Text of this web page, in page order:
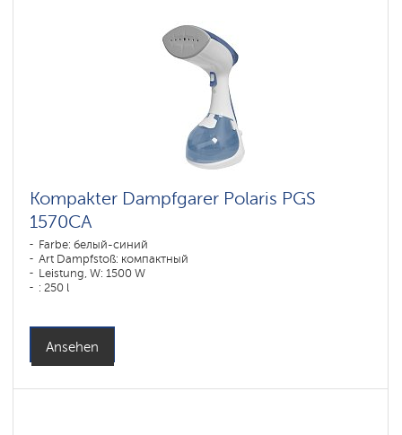
Kompakter Dampfgarer Polaris PGS
1570CA​
Farbe: белый-синий
Art Dampfstoß: компактный
Leistung, W: 1500 W
: 250 l
Ansehen